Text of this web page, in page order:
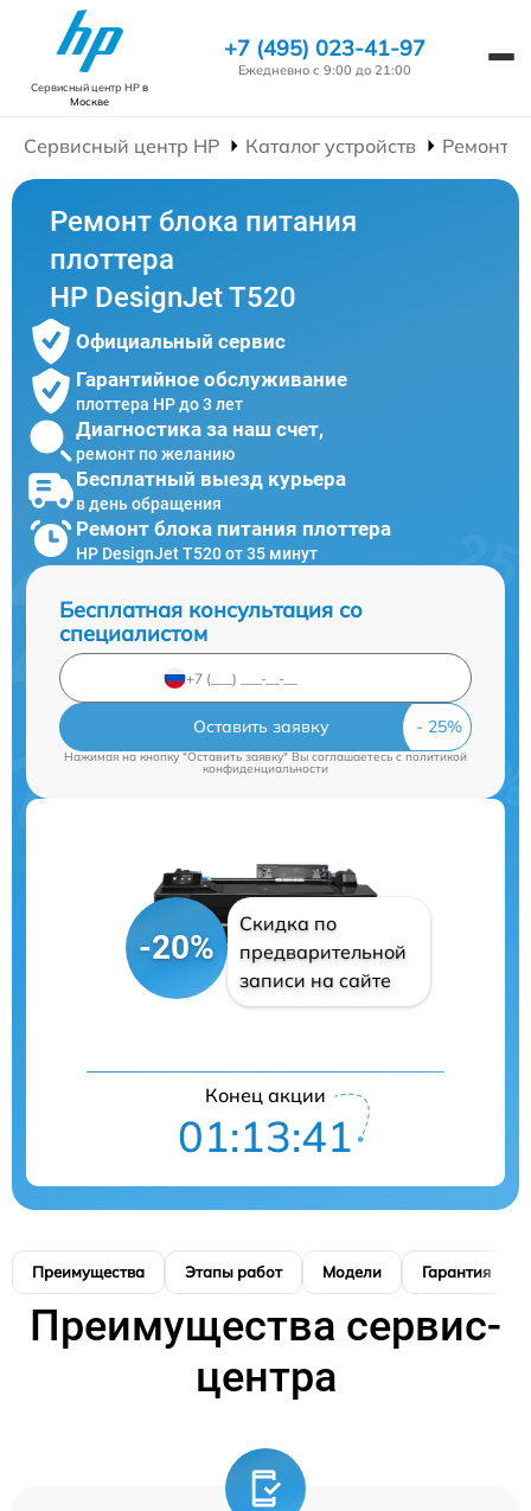
Сервисный центр HPв
Москве
+7 (495) 023-41-97
Ежедневно с 9:00 до 21:00
Сервисный центр HP Каталог устройств Ремонт
Ремонт блока питания
плоттера
HP DesignJet T520
Официальный сервис
Гарантийное обслуживание
плоттера HP до 3 лет
Диагностика за наш счет,
ремонт по желанию
Бесплатный выезд курьера
в день обращения
Ремонт блока питания плоттера
HP DesignJet T520 от 35 минут
Бесплатная консультация со
специалистом
Оставить заявку
Нажимая на кнопку "Оставить заявку" Вы соглашаетесь cполитикой
конфиденциальности
-20%
Скидка по
предварительной
записи на сайте
Конец акции
01:13:40
Преимущества Этапы работ Модели Гарантия
Преимущества сервис-
центра